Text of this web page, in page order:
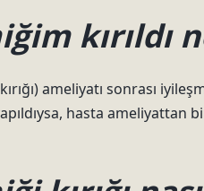
kırıldı
ameliyatı sonrası
hasta ameliyattan